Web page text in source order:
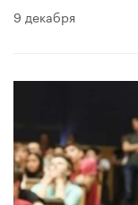
9 декабря